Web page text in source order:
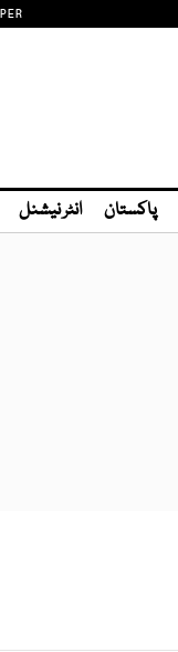
پاکستان انٹر نیشنل